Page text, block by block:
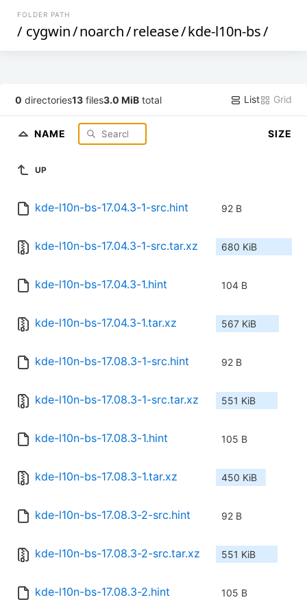
FOLDER PATH
/ cygwin/noarch/release/kde-l10n-bs/
0 directories13 files3.0 MiB total List Grid
NAME SIZE
UP
kde-l10n-bs-17.04.3-1-src.hint 92 B
kde-l10n-bs-17.04.3-1-src.tar.xz 680 KiB
kde-l10n-bs-17.04.3-1.hint 104 B
kde-l10n-bs-17.04.3-1.tar.xz 567 KiB
kde-l10n-bs-17.08.3-1-src.hint 92 B
kde-l10n-bs-17.08.3-1-src.tar.xz 551 KiB
kde-l10n-bs-17.08.3-1.hint 105 B
kde-l10n-bs-17.08.3-1.tar.xz 450 KiB
kde-l10n-bs-17.08.3-2-src.hint 92 B
kde-l10n-bs-17.08.3-2-src.tar.xz 551 KiB
kde-l10n-bs-17.08.3-2.hint 105 B